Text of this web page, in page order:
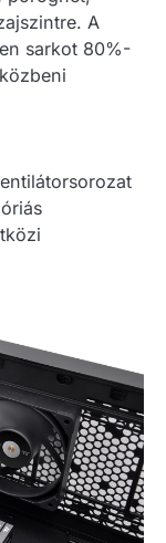
A
sarkot 80%-